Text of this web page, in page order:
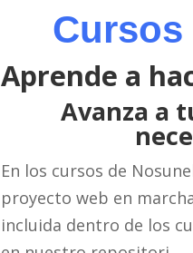
Aprende a
Avanza a
En los cursos de
proyecto web en
incluida dentro de los